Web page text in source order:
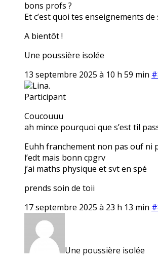
bons profs ?
Et c’est quoi tes enseignements de
A bientôt !
Une poussière isolée
13 septembre 2025 à 10 h 59 min
Lina.
Participant
Coucouuu
ah mince pourquoi que s’est til
Euhh franchement non pas ouf ni
l’edt mais bonn cpgrv
j’ai maths physique et svt en spé
prends soin de toii
17 septembre 2025 à 23 h 13 min
Une poussière isolée